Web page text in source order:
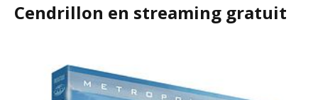
Cendrillon en streaming gratuit